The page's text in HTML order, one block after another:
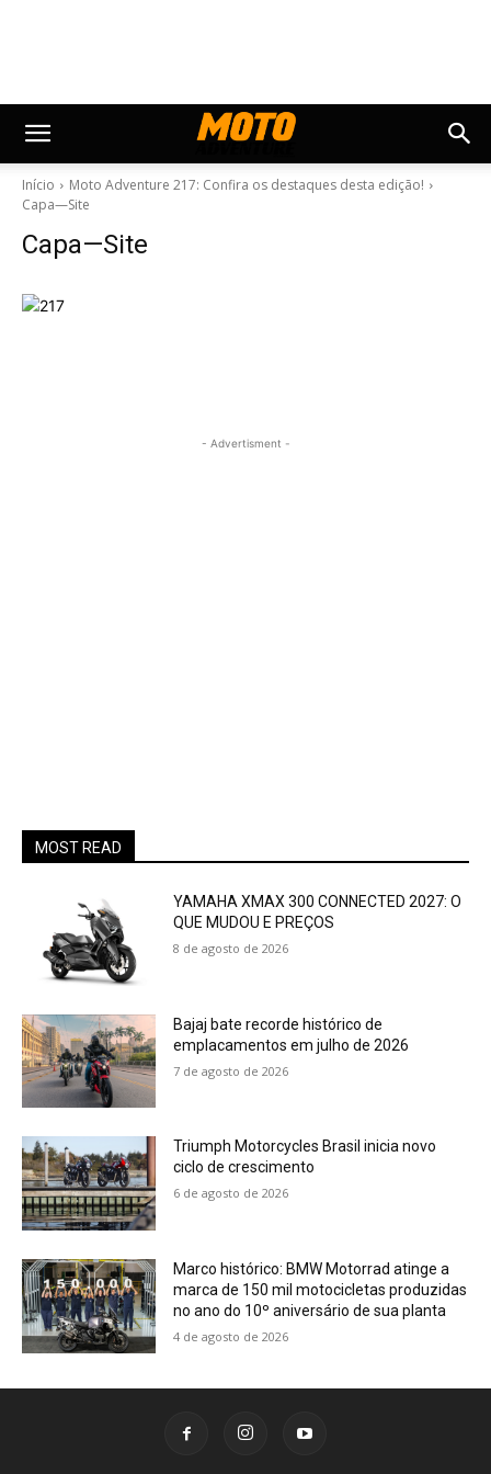
Início
Moto Adventure 217: Confira os destaques desta edição!
Capa—Site
Capa—Site
- Advertisment -
MOST READ
YAMAHA XMAX 300 CONNECTED 2027: O
QUE MUDOU E PREÇOS
8 de agosto de 2026
Bajaj bate recorde histórico de
emplacamentos em julho de 2026
7 de agosto de 2026
Triumph Motorcycles Brasil inicia novo
ciclo de crescimento
6 de agosto de 2026
Marco histórico: BMW Motorrad atinge a
marca de 150 mil motocicletas produzidas
no ano do 10º aniversário de sua planta
4 de agosto de 2026